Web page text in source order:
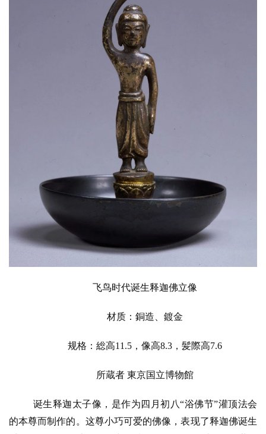
飞鸟时代诞生释迦佛立像
材质：銅造、鍍金
规格：総高11.5，像高8.3，髪際高7.6
所蔵者 東京国立博物館
诞生释迦太子像，是作为四月初八“浴佛节”灌顶法会
的本尊而制作的。这尊小巧可爱的佛像，表现了释迦佛诞生